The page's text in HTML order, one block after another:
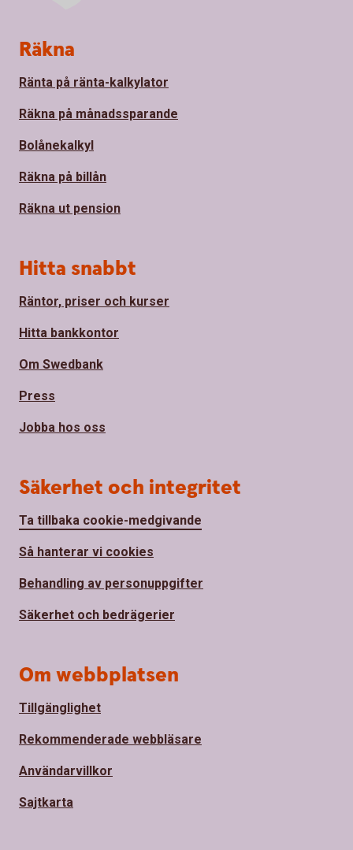
Sidfot
Räkna
Ränta på ränta-kalkylator
Räkna på månadssparande
Bolånekalkyl
Räkna på billån
Räkna ut pension
Hitta snabbt
Räntor, priser och kurser
Hitta bankkontor
Om Swedbank
Press
Jobba hos oss
Säkerhet och integritet
Ta tillbaka cookie-medgivande
Så hanterar vi cookies
Behandling av personuppgifter
Säkerhet och bedrägerier
Om webbplatsen
Tillgänglighet
Rekommenderade webbläsare
Användarvillkor
Sajtkarta